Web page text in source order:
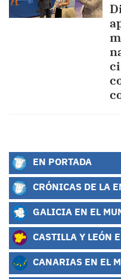
EN PORTADA
CRÓNICAS DE LA
GALICIA EN EL
CASTILLA Y LEÓN
CANARIAS EN EL